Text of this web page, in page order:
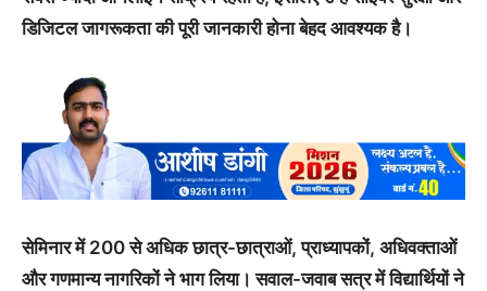
डिजिटल जागरूकता की पूरी जानकारी होना बेहद आवश्यक है।
सेमिनार में 200 से अधिक छात्र-छात्राओं, प्राध्यापकों, अधिवक्ताओं
और गणमान्य नागरिकों ने भाग लिया। सवाल-जवाब सत्र में विद्यार्थियों ने